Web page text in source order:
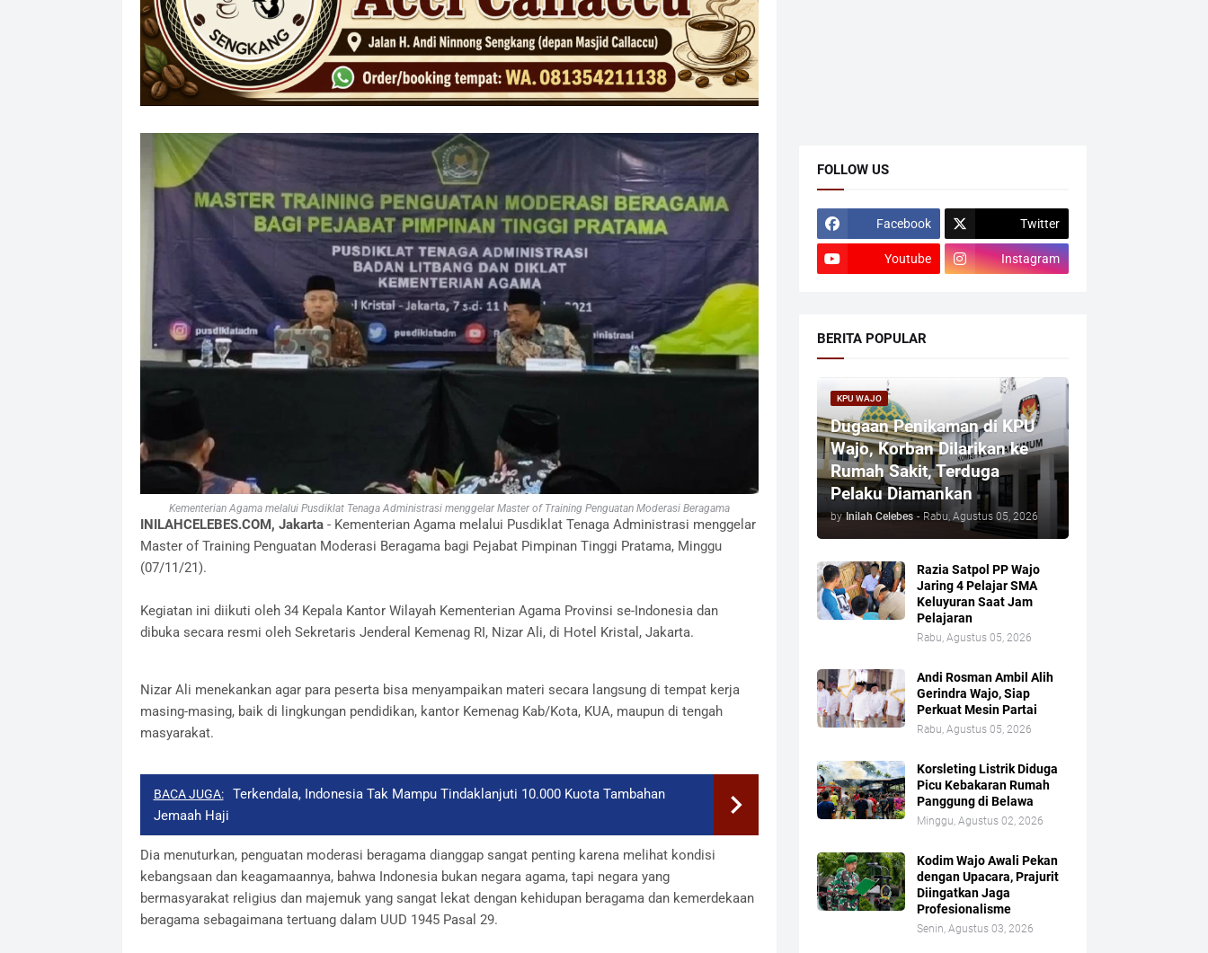
Kementerian Agama melalui Pusdiklat Tenaga Administrasi menggelar Master of Training Penguatan Moderasi Beragama
INILAHCELEBES.COM, Jakarta- Kementerian Agama melalui Pusdiklat Tenaga Administrasi menggelar
Master of Training Penguatan Moderasi Beragama bagi Pejabat Pimpinan Tinggi Pratama, Minggu
(07/11/21).
Kegiatan ini diikuti oleh 34 Kepala Kantor Wilayah Kementerian Agama Provinsi se-Indonesia dan
dibuka secara resmi oleh Sekretaris Jenderal Kemenag RI, Nizar Ali, di Hotel Kristal, Jakarta.
Nizar Ali menekankan agar para peserta bisa menyampaikan materi secara langsung di tempat kerja
masing-masing, baik di lingkungan pendidikan, kantor Kemenag Kab/Kota, KUA, maupun di tengah
masyarakat.
BACA JUGA:
Terkendala, Indonesia Tak Mampu Tindaklanjuti 10.000 Kuota Tambahan
Jemaah Haji
Dia menuturkan, penguatan moderasi beragama dianggap sangat penting karena melihat kondisi
kebangsaan dan keagamaannya, bahwa Indonesia bukan negara agama, tapi negara yang
bermasyarakat religius dan majemuk yang sangat lekat dengan kehidupan beragama dan kemerdekaan
beragama sebagaimana tertuang dalam UUD 1945 Pasal 29.
FOLLOW US
Facebook Twitter
Youtube Instagram
BERITA POPULAR
KPU WAJO
Dugaan Penikaman di KPU
Wajo, Korban Dilarikan ke
Rumah Sakit, Terduga
Pelaku Diamankan
by Inilah Celebes - Rabu, Agustus 05, 2026
Razia Satpol PP Wajo
Jaring 4 Pelajar SMA
Keluyuran Saat Jam
Pelajaran
Rabu, Agustus 05, 2026
Andi Rosman Ambil Alih
Gerindra Wajo, Siap
Perkuat Mesin Partai
Rabu, Agustus 05, 2026
Korsleting Listrik Diduga
Picu Kebakaran Rumah
Panggung di Belawa
Minggu, Agustus 02, 2026
Kodim Wajo Awali Pekan
dengan Upacara, Prajurit
Diingatkan Jaga
Profesionalisme
Senin, Agustus 03, 2026